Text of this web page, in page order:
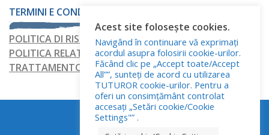
TERMINI E CONDIZIONI
POLITICA DI RISERVATEZZA
POLITICA RELATIVA AI FILE COOKIE
TRATTAMENTO DEI DATI PERSONALI
Acest site folosește cookies.
Navigând în continuare vă exprimați
acordul asupra folosirii cookie-urilor.
Făcând clic pe „Accept toate/Accept
All””, sunteți de acord cu utilizarea
TUTUROR cookie-urilor. Pentru a
oferi un consimțământ controlat
accesați „Setări cookie/Cookie
Settings"” .